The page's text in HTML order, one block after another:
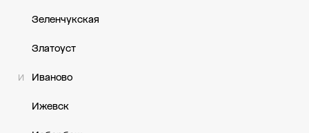
Зеленчукская
Златоуст
И Иваново
Ижевск